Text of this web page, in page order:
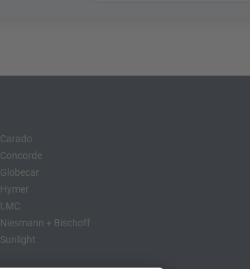
Carado
Concorde
Globecar
Hymer
LMC
Niesmann + Bischoff
Sunlight